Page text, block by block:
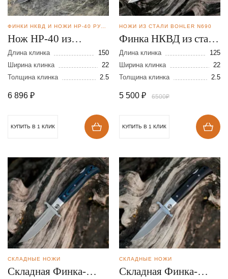
Нож НР-40 из
дамасской стали
Длина клинка
150
Ширина клинка
22
Толщина клинка
2.5
6 896 ₽
КУПИТЬ В 1 КЛИК
НОЖИ ИЗ СТАЛИ BOHLER N690
Финка НКВД из стали
N690
Длина клинка
125
Ширина клинка
22
Толщина клинка
2.5
5 500 ₽ 6500₽
КУПИТЬ В 1 КЛИК
СКЛАДНЫЕ НОЖИ
Складная Финка-
СКЛАДНЫЕ НОЖИ
Складная Финка-